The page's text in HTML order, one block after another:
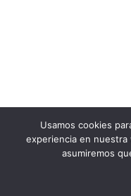
Usamos cookies
experiencia en
asumiremos